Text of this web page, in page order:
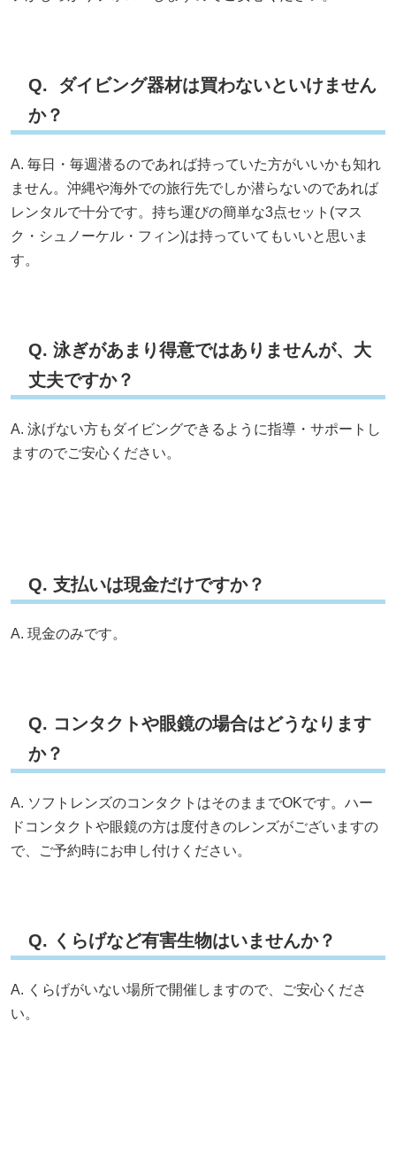
Q. ダイビング器材は買わないといけません
か？
A. 毎日・毎週潜るのであれば持っていた方がいいかも知れ
ません。沖縄や海外での旅行先でしか潜らないのであれば
レンタルで十分です。持ち運びの簡単な3点セット(マス
ク・シュノーケル・フィン)は持っていてもいいと思いま
す。
Q. 泳ぎがあまり得意ではありませんが、大
丈夫ですか？
A. 泳げない方もダイビングできるように指導・サポートし
ますのでご安心ください。
Q. 支払いは現金だけですか？
A. 現金のみです。
Q. コンタクトや眼鏡の場合はどうなります
か？
A. ソフトレンズのコンタクトはそのままでOKです。ハー
ドコンタクトや眼鏡の方は度付きのレンズがございますの
で、ご予約時にお申し付けください。
Q. くらげなど有害生物はいませんか？
A. くらげがいない場所で開催しますので、ご安心くださ
い。